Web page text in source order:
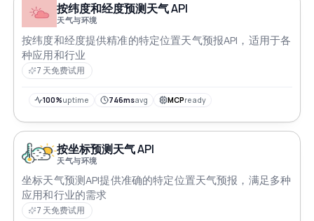
按纬度和经度预测天气 API
天气与环境
按纬度和经度提供精准的特定位置天气预报API，适用于各
种应用和行业
7 天免费试用
100%uptime 746msavg MCPready
按坐标预测天气 API
天气与环境
坐标天气预测API提供准确的特定位置天气预报，满足多种
应用和行业的需求
7 天免费试用